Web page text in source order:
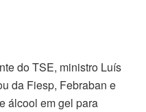
do TSE, ministro Luís
da Fiesp, Febraban e
álcool em gel para